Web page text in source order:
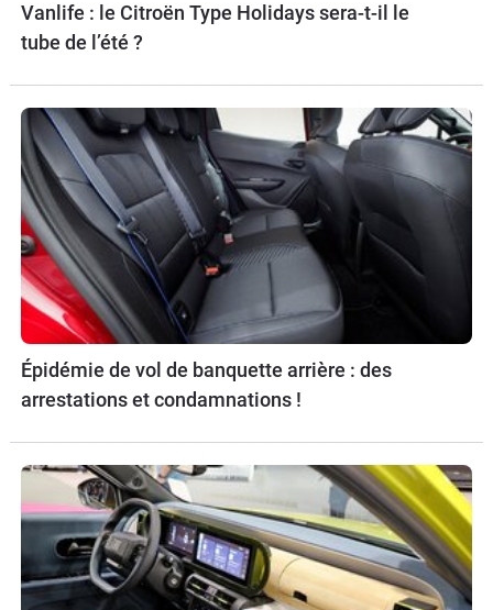
Vanlife : le Citroën Type Holidays sera-t-il le
tube de l’été ?
Épidémie de vol de banquette arrière : des
arrestations et condamnations !